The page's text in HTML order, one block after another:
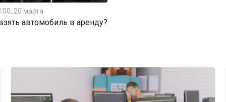
20 марта
автомобиль в аренду?